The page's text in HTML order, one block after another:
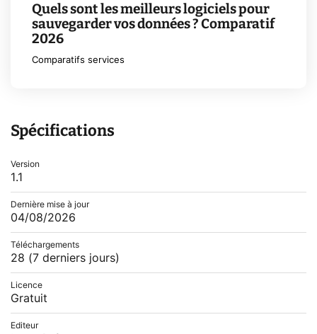
Quels sont les meilleurs logiciels pour
sauvegarder vos données ? Comparatif
2026
Comparatifs services
Spécifications
Version
1.1
Dernière mise à jour
04/08/2026
Téléchargements
28 (7 derniers jours)
Licence
Gratuit
Editeur